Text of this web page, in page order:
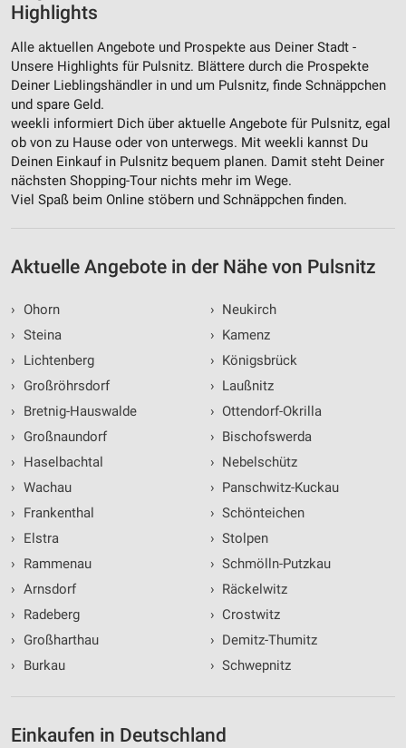
Highlights
Alle aktuellen Angebote und Prospekte aus Deiner Stadt -
Unsere Highlights für Pulsnitz. Blättere durch die Prospekte
Deiner Lieblingshändler in und um Pulsnitz, finde Schnäppchen
und spare Geld.
weekli informiert Dich über aktuelle Angebote für Pulsnitz, egal
ob von zu Hause oder von unterwegs. Mit weekli kannst Du
Deinen Einkauf in Pulsnitz bequem planen. Damit steht Deiner
nächsten Shopping-Tour nichts mehr im Wege.
Viel Spaß beim Online stöbern und Schnäppchen finden.
Aktuelle Angebote in der Nähe von Pulsnitz
›
Ohorn
› Steina
›
Lichtenberg
›
Großröhrsdorf
›
Bretnig-Hauswalde
›
Großnaundorf
›
Haselbachtal
› Wachau
›
Frankenthal
›
Elstra
›
Rammenau
› Arnsdorf
›
Radeberg
›
Großharthau
›
Burkau
› Neukirch
› Kamenz
› Königsbrück
› Laußnitz
› Ottendorf-Okrilla
› Bischofswerda
› Nebelschütz
› Panschwitz-Kuckau
› Schönteichen
› Stolpen
› Schmölln-Putzkau
› Räckelwitz
› Crostwitz
› Demitz-Thumitz
› Schwepnitz
Einkaufen in Deutschland
Nicht-IAB-Verarbeitungszwecke:
Notwendig
Performance
Funktional
Werbung